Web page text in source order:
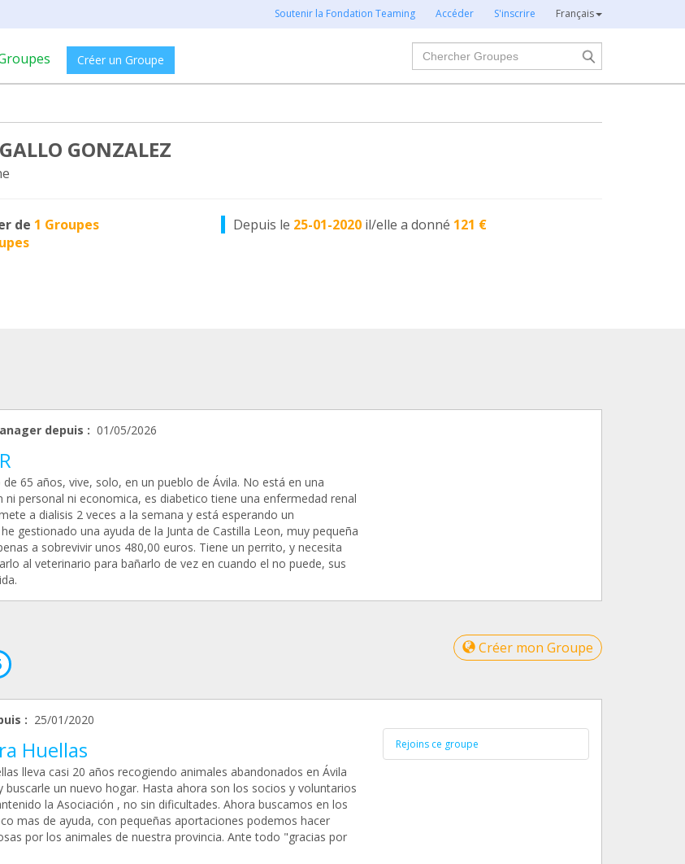
Soutenir la Fondation Teaming Accéder S'inscrire Français
Créer un Groupe
Chercher
GONZALEZ
de 1 Groupes
Depuis le 25-01-2020 il/elle a donné 121 €
depuis : 01/05/2026
de 65 años, vive, solo, en un pueblo de Ávila. No está en una
ni personal ni economica, es diabetico tiene una enfermedad renal
a dialisis 2 veces a la semana y está esperando un
gestionado una ayuda de la Junta de Castilla Leon, muy pequeña
a sobrevivir unos 480,00 euros. Tiene un perrito, y necesita
al veterinario para bañarlo de vez en cuando el no puede, sus
Créer mon Groupe
: 25/01/2020
Huellas
lleva casi 20 años recogiendo animales abandonados en Ávila
buscarle un nuevo hogar. Hasta ahora son los socios y voluntarios
la Asociación , no sin dificultades. Ahora buscamos en los
mas de ayuda, con pequeñas aportaciones podemos hacer
por los animales de nuestra provincia. Ante todo "gracias por
Rejoins ce groupe